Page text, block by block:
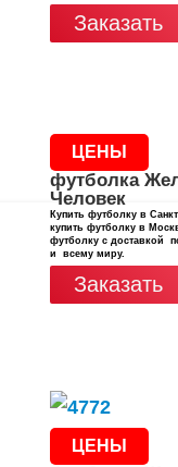
Заказать
ЦЕНЫ
футболка
Человек
Купить футболку в
купить футболку в
футболку с доставкой
и всему миру.
Заказать
ЦЕНЫ